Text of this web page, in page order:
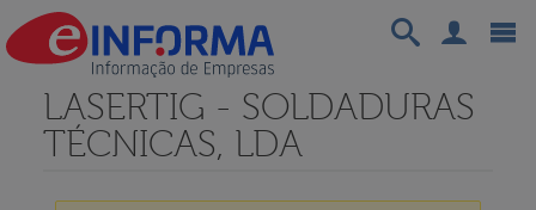
LASERTIG - SOLDADURAS
TÉCNICAS, LDA